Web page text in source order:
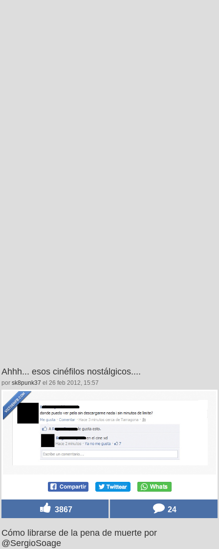
Ahhh... esos cinéfilos nostálgicos....
por sk8punk37 el 26 feb 2012, 15:57
3867 24
Cómo librarse de la pena de muerte por
@SergioSoage